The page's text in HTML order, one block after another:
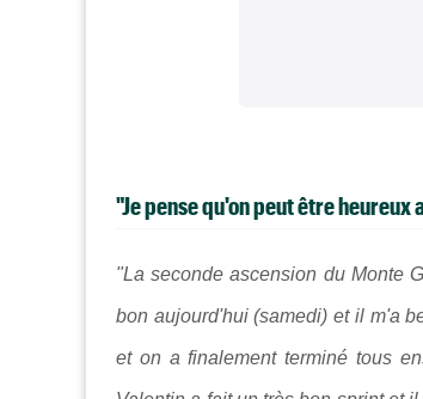
"Je pense qu'on peut être heureux
"La seconde ascension du Monte
bon aujourd'hui (samedi) et il m'a
et on a finalement terminé tous